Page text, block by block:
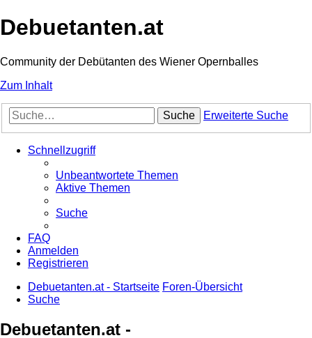
Debuetanten.at
Community der Debütanten des Wiener Opernballes
Zum Inhalt
Suche Erweiterte Suche
Schnellzugriff
Unbeantwortete Themen
Aktive Themen
Suche
FAQ
Anmelden
Registrieren
Debuetanten.at - Startseite Foren-Übersicht
Suche
Debuetanten.at -